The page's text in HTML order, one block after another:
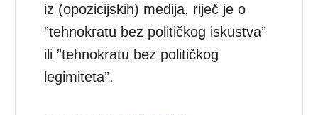
iz (opozicijskih) medija, riječ je o
”tehnokratu bez političkog iskustva”
ili ”tehnokratu bez političkog
legimiteta”.